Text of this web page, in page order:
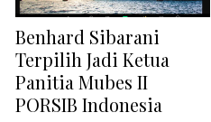
Benhard Sibarani
Terpilih Jadi Ketua
Panitia Mubes II
PORSIB Indonesia